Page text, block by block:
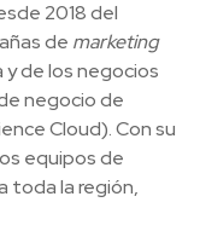
2018 del
de marketing
y de los negocios
negocio de
Cloud). Con su
equipos de
toda la región,